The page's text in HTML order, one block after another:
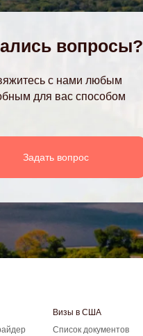
вопросы?
с нами любым
для вас способом
Задать вопрос
Визы в США
Список документов